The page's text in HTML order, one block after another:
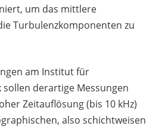
um das mittlere
Turbulenzkomponenten zu
am Institut für
derartige Messungen
Zeitauflösung (bis 10 kHz)
also schichtweisen